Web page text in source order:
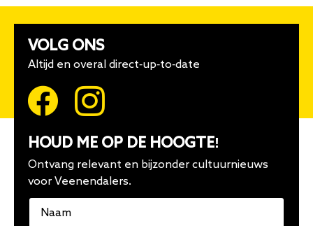
VOLG ONS
Altijd en overal direct-up-to-date
HOUD ME OP DE HOOGTE!
Ontvang relevant en bijzonder cultuurnieuws
voor Veenendalers.
Naam